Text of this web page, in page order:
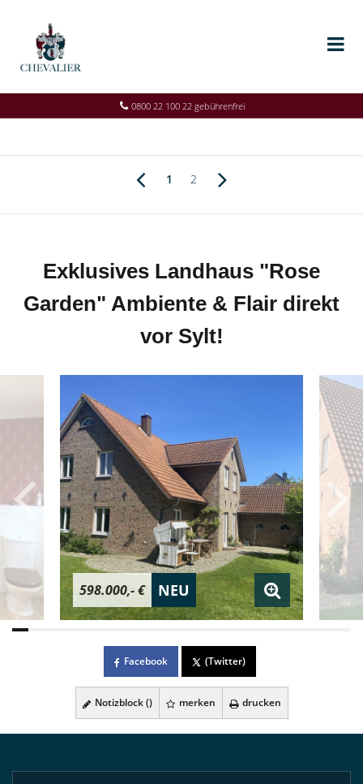
0800 22 100 22 gebührenfrei
1 2
Exklusives Landhaus "Rose
Garden" Ambiente & Flair direkt
vor Sylt!
598.000,- € NEU
Facebook (Twitter)
Notizblock () merken drucken